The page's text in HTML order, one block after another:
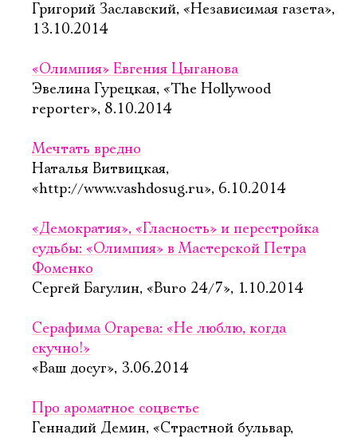
Григорий Заславский, «Независимая газета»,
13.10.2014
«Олимпия» Евгения Цыганова
Эвелина Гурецкая, «The Hollywood
reporter», 8.10.2014
Мечтать вредно
Наталья Витвицкая,
«http://www.vashdosug.ru», 6.10.2014
«Демократия», «Гласность» и перестройка
судьбы: «Олимпия» в Мастерской Петра
Фоменко
Сергей Багулин, «Buro 24/7», 1.10.2014
Серафима Огарева: «Не люблю, когда
скучно!»
«Ваш досуг», 3.06.2014
Про ароматное соцветье
Геннадий Демин, «Страстной бульвар,